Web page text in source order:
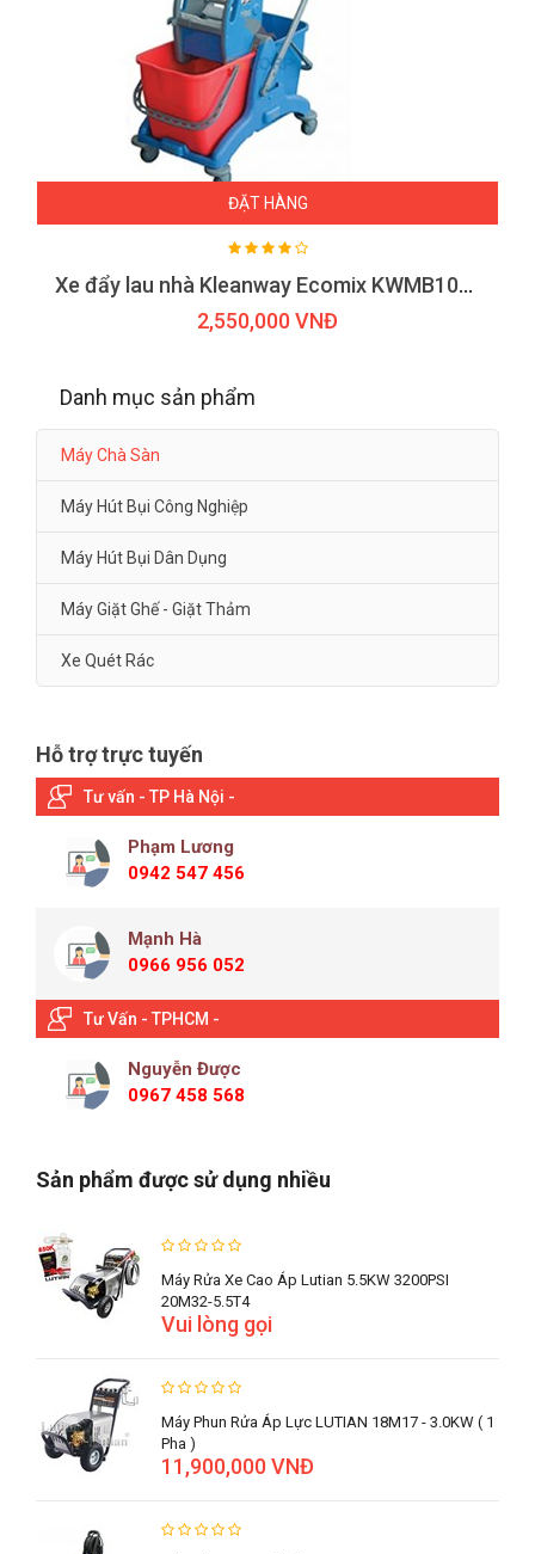
ĐẶT HÀNG
Xe đẩy lau nhà Kleanway Ecomix KWMB1000R
2,550,000 VNĐ
Danh mục sản phẩm
Máy Chà Sàn
Máy Hút Bụi Công Nghiệp
Máy Hút Bụi Dân Dụng
Máy Giặt Ghế - Giặt Thảm
Xe Quét Rác
Hỗ trợ trực tuyến
Tư vấn - TP Hà Nội -
Phạm Lương
0942 547 456
Mạnh Hà
0966 956 052
Tư Vấn - TPHCM -
Nguyễn Được
0967 458 568
Sản phẩm được sử dụng nhiều
Máy Rửa Xe Cao Áp Lutian 5.5KW 3200PSI
20M32-5.5T4
Vui lòng gọi
Máy Phun Rửa Áp Lực LUTIAN 18M17 - 3.0KW ( 1
Pha )
11,900,000 VNĐ